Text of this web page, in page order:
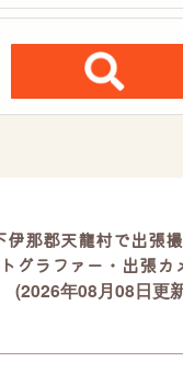
伊那郡天龍村で出張
グラファー・出張カ
(2026年08月08日更